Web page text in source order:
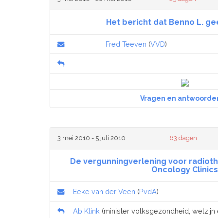
Het bericht dat Benno L.
Fred Teeven (VVD)
Vragen en
3 mei 2010 - 5 juli 2010 63 dagen
De vergunningverlening voor
Oncology Clinics
Eeke van der Veen (PvdA)
Ab Klink (minister volksgezondheid, welzijn